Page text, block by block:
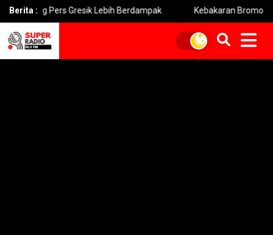
Berita :
Pers Gresik Lebih Berdampak Kebakaran Bromo Meluas